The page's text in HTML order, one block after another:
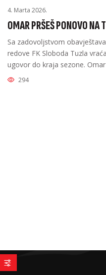
4. Marta 2026.
OMAR PRŠEŠ PONOVO NA
Sa zadovoljstvom
redove FK Sloboda Tuzla
ugovor do kraja sezone.
294